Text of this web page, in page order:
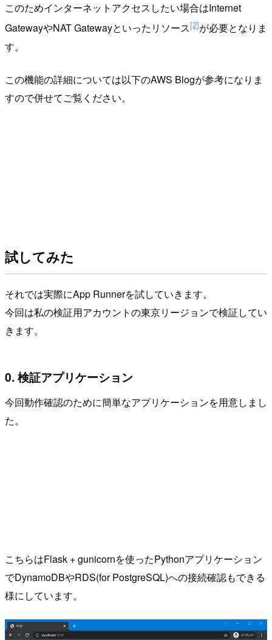
このためインターネットアクセスしたい場合はInternet
GatewayやNAT Gatewayといったリソース[2]が必要となりま
す。
この機能の詳細については以下のAWS Blogが参考になりま
すので併せてご覧ください。
試してみた
それでは実際にApp Runnerを試していきます。
今回は私の検証用アカウントの東京リージョンで検証してい
きます。
0. 検証アプリケーション
今回動作確認のために簡単なアプリケーションを用意しまし
た。
こちらはFlask + gunicornを使ったPythonアプリケーション
でDynamoDBやRDS(for PostgreSQL)への接続確認もできる
様にしています。